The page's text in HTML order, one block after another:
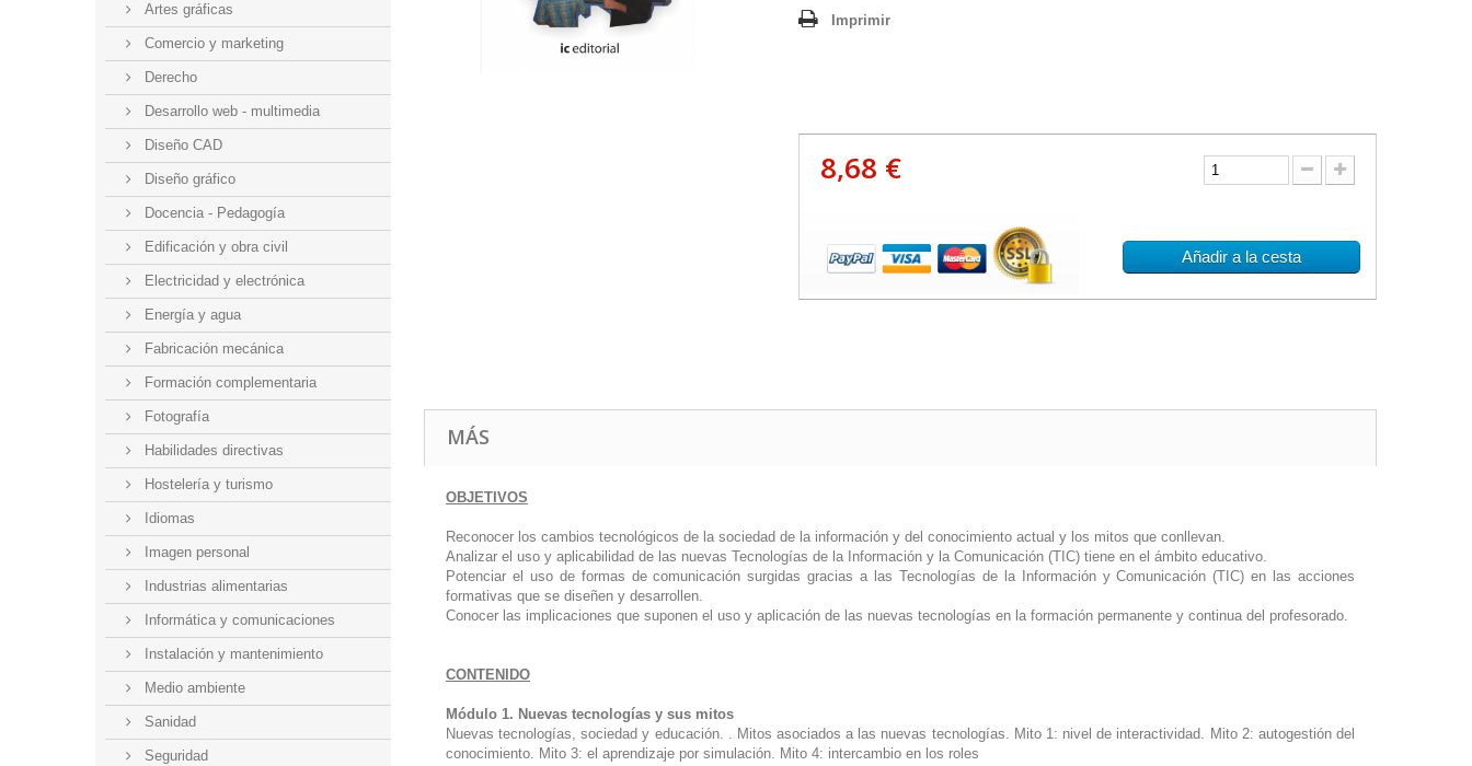
Artes gráficas
Comercio y marketing
Derecho
Desarrollo web - multimedia
Diseño CAD
Diseño gráfico
Docencia - Pedagogía
Edificación y obra civil
Electricidad y electrónica
Energía y agua
Fabricación mecánica
Formación complementaria
Fotografía
Habilidades directivas
Hostelería y turismo
Idiomas
Imagen personal
Industrias alimentarias
Informática y comunicaciones
Instalación y mantenimiento
Medio ambiente
Sanidad
Seguridad
Imprimir
8,68 €
Añadir a la cesta
MÁS
OBJETIVOS
Reconocer los cambios tecnológicos de la sociedad de la información y del conocimiento actual y los mitos que conllevan.
Analizar el uso y aplicabilidad de las nuevas Tecnologías de la Información y la Comunicación (TIC) tiene en el ámbito educativo.
Potenciar el uso de formas de comunicación surgidas gracias a las Tecnologías de la Información y Comunicación (TIC) en las acciones
formativas que se diseñen y desarrollen.
Conocer las implicaciones que suponen el uso y aplicación de las nuevas tecnologías en la formación permanente y continua del profesorado.
CONTENIDO
Módulo 1. Nuevas tecnologías y sus mitos
Nuevas tecnologías, sociedad y educación. . Mitos asociados a las nuevas tecnologías. Mito 1: nivel de interactividad. Mito 2: autogestión del
conocimiento. Mito 3: el aprendizaje por simulación. Mito 4: intercambio en los roles